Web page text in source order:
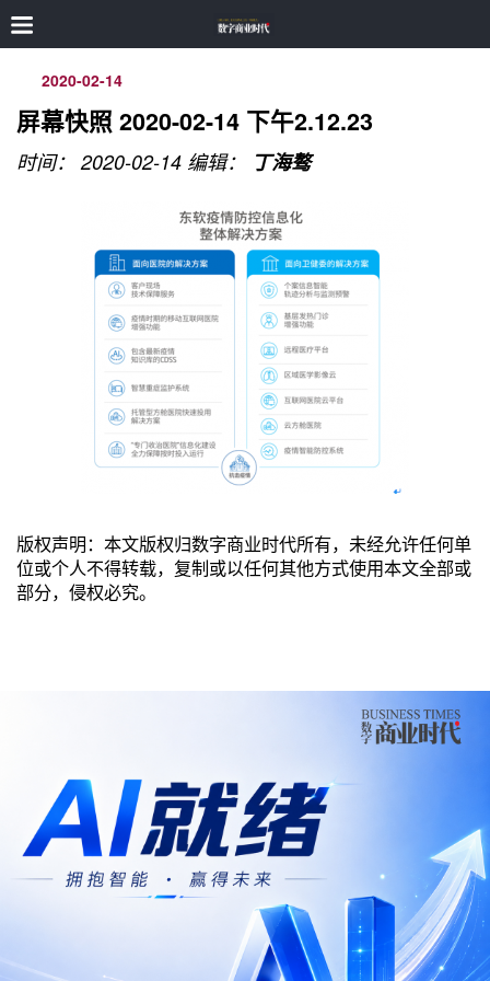
2020-02-14
屏幕快照 2020-02-14 下午2.12.23
时间： 2020-02-14 编辑： 丁海骜
版权声明：本文版权归数字商业时代所有，未经允许任何单
位或个人不得转载，复制或以任何其他方式使用本文全部或
部分，侵权必究。